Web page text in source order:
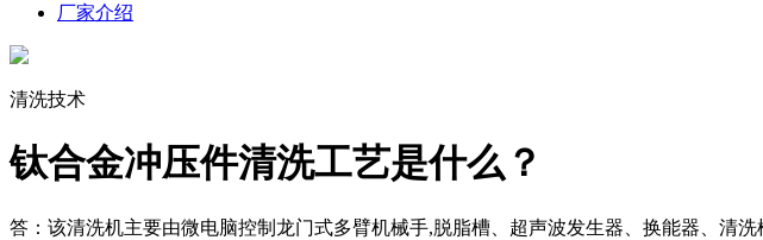
厂家介绍
清洗技术
钛合金冲压件清洗工艺是什么？
答：该清洗机主要由微电脑控制龙门式多臂机械手,脱脂槽、超声波发生器、换能器、清